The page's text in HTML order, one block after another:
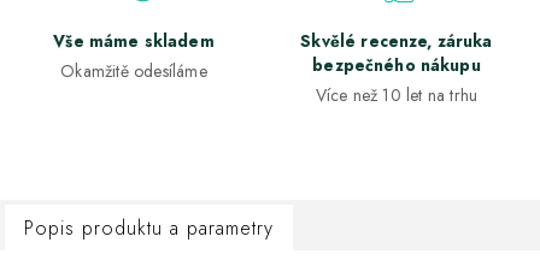
Vše máme skladem
Okamžitě odesíláme
Skvělé recenze, záruka
bezpečného nákupu
Více než 10 let na trhu
Popis produktu a parametry